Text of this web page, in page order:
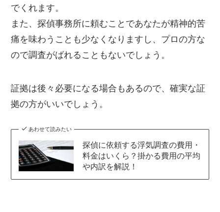
でくれます。
また、探偵事務所に頼むことであなたが精神的苦
痛を味わうことも少なくなりますし、プロの方な
ので調査がばれることもないでしょう。
証拠は後々必要になる場合もあるので、確実な証
拠の方がいいでしょう。
あわせて読みたい
探偵に依頼する浮気調査の費用・
料金はいくら？掛かる費用の平均
や内訳を解説！